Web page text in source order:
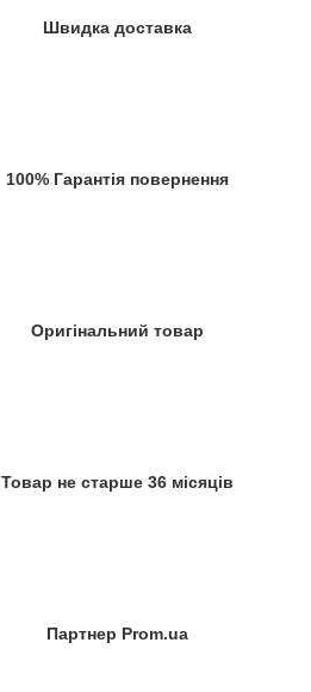
Швидка доставка
100% Гарантія повернення
Оригінальний товар
Товар не старше 36 місяців
Партнер Prom.ua